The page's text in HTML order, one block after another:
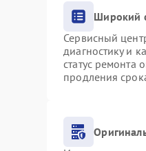
Широкий
Сервисный
диагностику и
статус ремонта
продления